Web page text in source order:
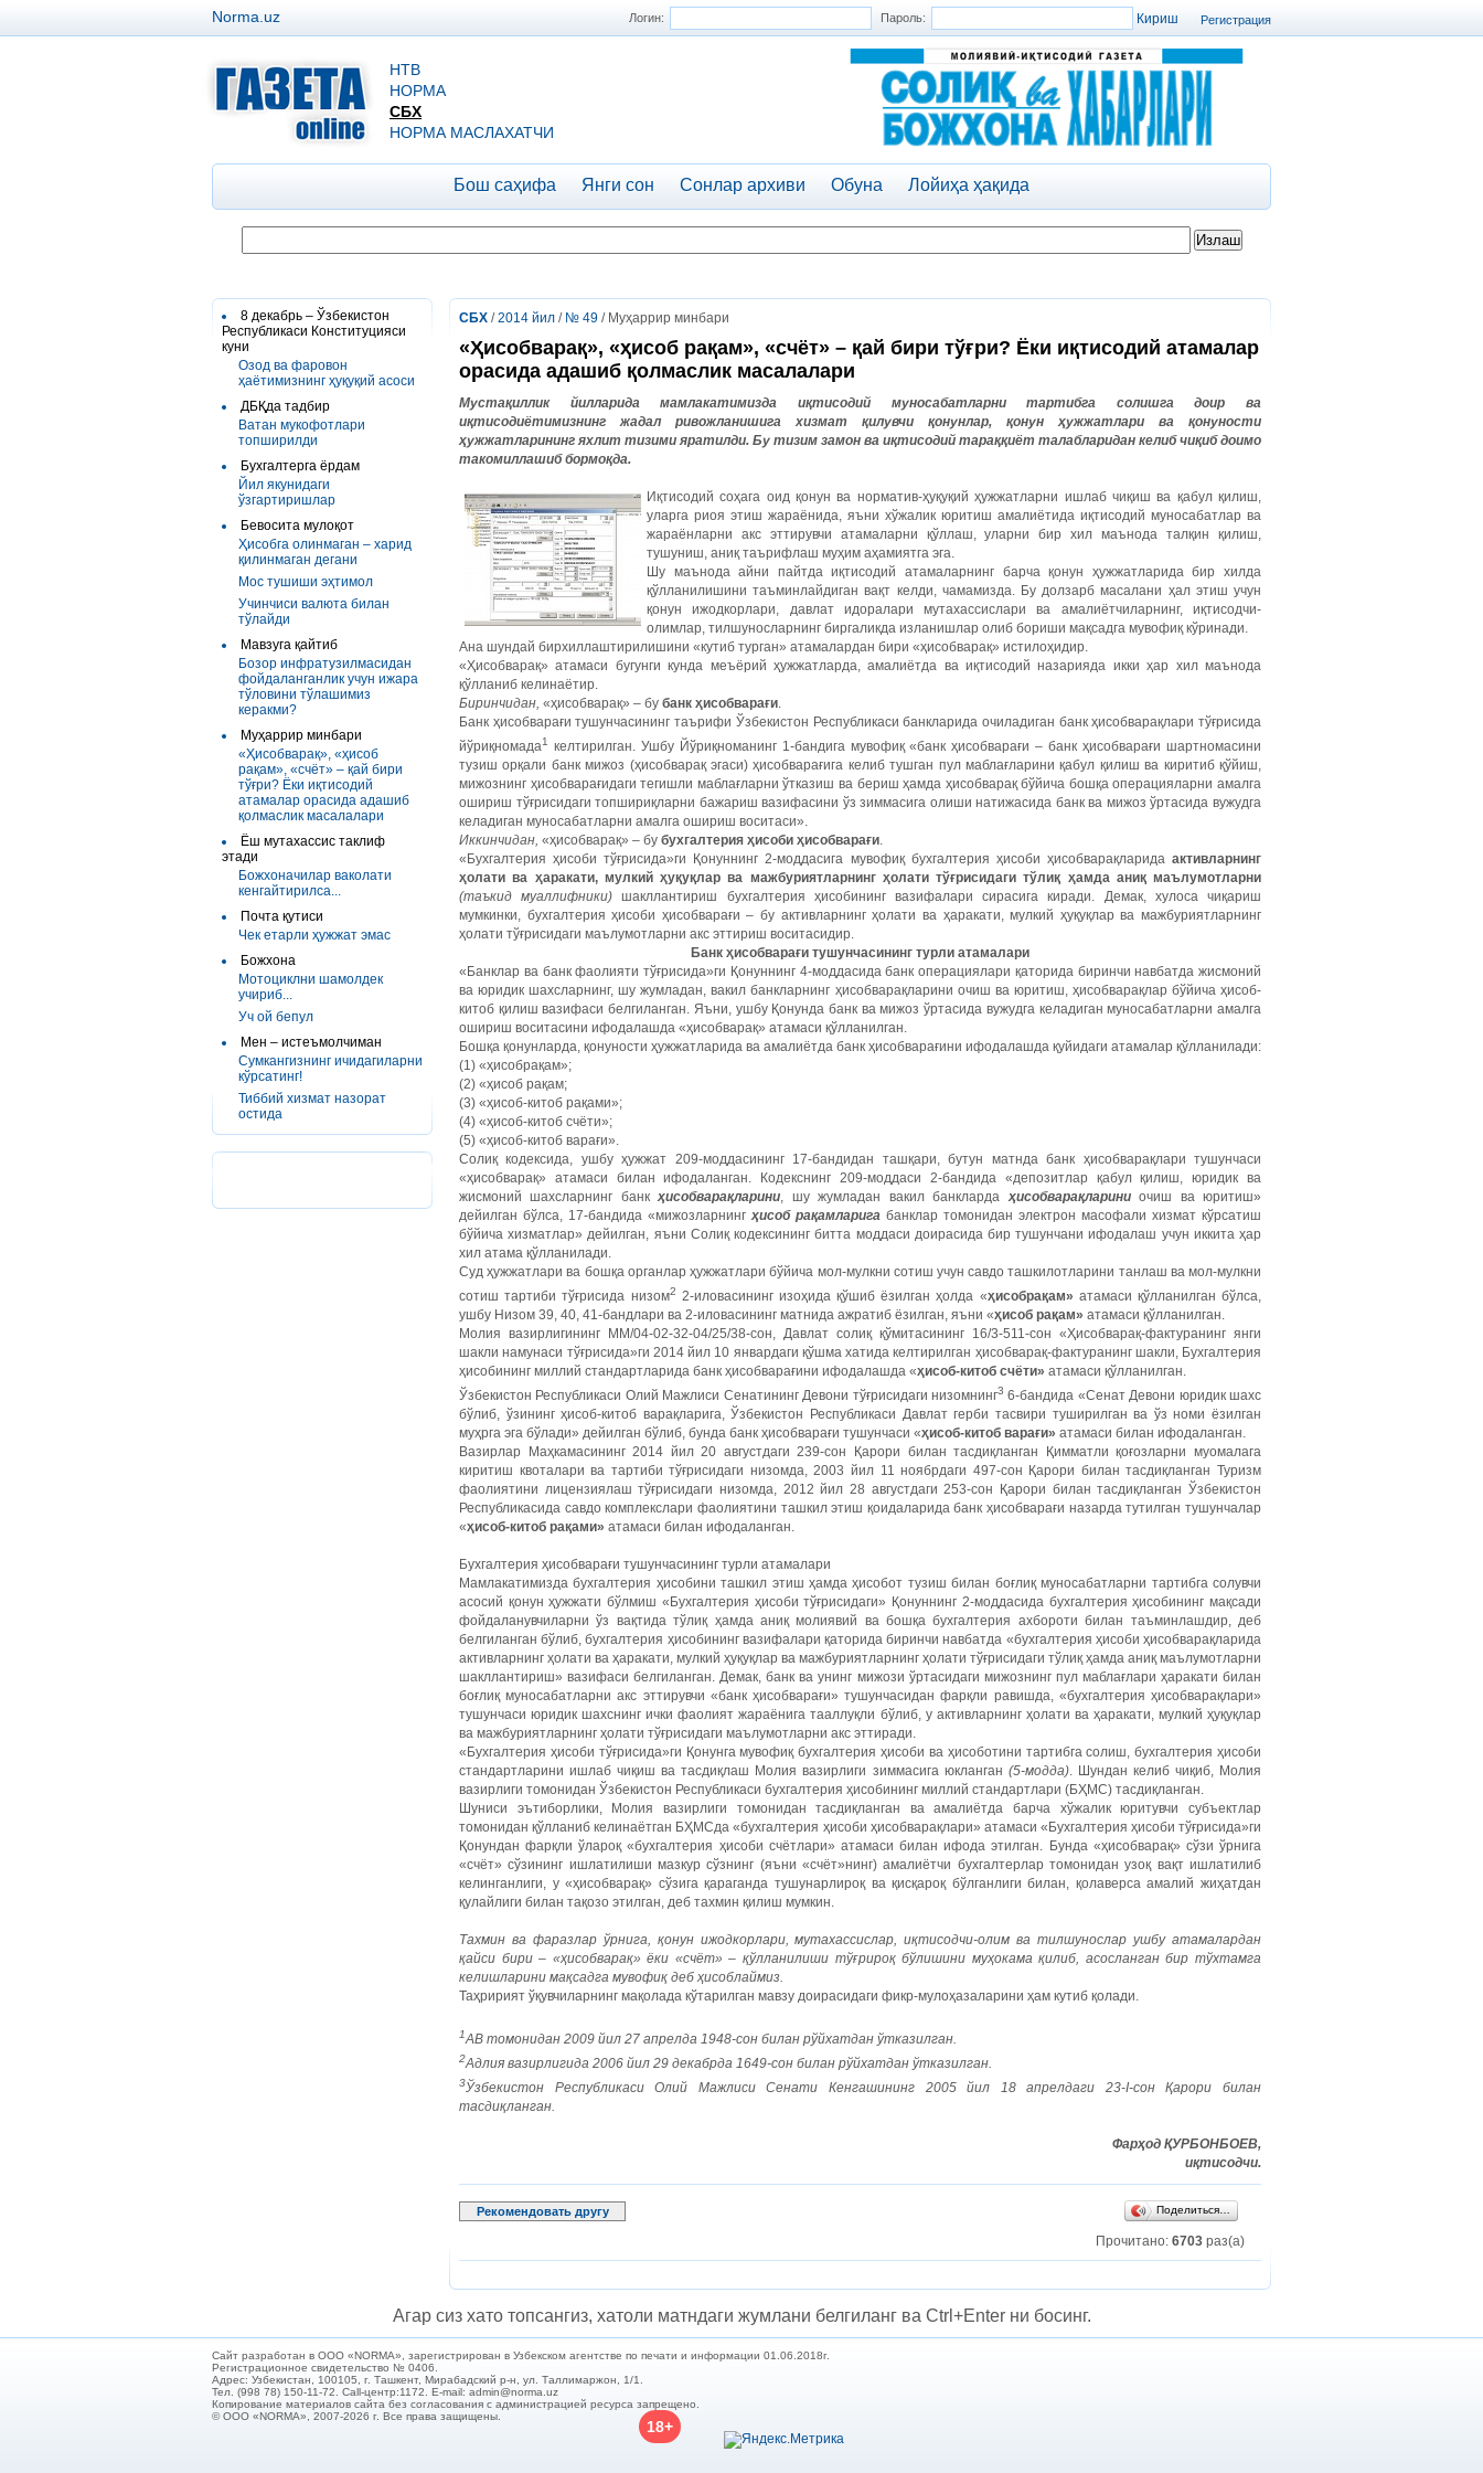
Регистрация
Логин: Пароль:
Norma.uz
НТВ
НОРМА
СБХ
НОРМА МАСЛАХАТЧИ
Бош саҳифа Янги сон Сонлар архиви Обуна Лойиҳа ҳақида
8 декабрь – Ўзбекистон
Республикаси Конституцияси
куни
Озод ва фаровон
ҳаётимизнинг ҳуқуқий асоси
ДБҚда тадбир
Ватан мукофотлари
топширилди
Бухгалтерга ёрдам
Йил якунидаги
ўзгартиришлар
Бевосита мулоқот
Ҳисобга олинмаган – харид
қилинмаган дегани
Мос тушиши эҳтимол
Учинчиси валюта билан
тўлайди
Мавзуга қайтиб
Бозор инфратузилмасидан
фойдаланганлик учун ижара
тўловини тўлашимиз
керакми?
Муҳаррир минбари
«Ҳисобварақ», «ҳисоб
рақам», «счёт» – қай бири
тўғри? Ёки иқтисодий
атамалар орасида адашиб
қолмаслик масалалари
Ёш мутахассис таклиф
этади
Божхоначилар ваколати
кенгайтирилса...
Почта қутиси
Чек етарли ҳужжат эмас
Божхона
Мотоциклни шамолдек
учириб...
Уч ой бепул
Мен – истеъмолчиман
Сумкангизнинг ичидагиларни
кўрсатинг!
Тиббий хизмат назорат
остида
СБХ /2014 йил / № 49 / Муҳаррир минбари
«Ҳисобварақ», «ҳисоб рақам», «счёт» – қай бири тўғри? Ёки иқтисодий атамалар
орасида адашиб қолмаслик масалалари
Мустақиллик йилларида мамлакатимизда иқтисодий муносабатларни тартибга солишга доир ва
иқтисодиётимизнинг жадал ривожланишига хизмат қилувчи қонунлар, қонун ҳужжатлари ва қонуности
ҳужжатларининг яхлит тизими яратилди. Бу тизим замон ва иқтисодий тараққиёт талабларидан келиб чиқиб доимо
такомиллашиб бормоқда.
Иқтисодий соҳага оид қонун ва норматив-ҳуқуқий ҳужжатларни ишлаб чиқиш ва қабул қилиш,
уларга риоя этиш жараёнида, яъни хўжалик юритиш амалиётида иқтисодий муносабатлар ва
жараёнларни акс эттирувчи атамаларни қўллаш, уларни бир хил маънода талқин қилиш,
тушуниш, аниқ таърифлаш муҳим аҳамиятга эга.
Шу маънода айни пайтда иқтисодий атамаларнинг барча қонун ҳужжатларида бир хилда
қўлланилишини таъминлайдиган вақт келди, чамамизда. Бу долзарб масалани ҳал этиш учун
қонун ижодкорлари, давлат идоралари мутахассислари ва амалиётчиларнинг, иқтисодчи-
олимлар, тилшуносларнинг биргаликда изланишлар олиб бориши мақсадга мувофиқ кўринади.
Ана шундай бирхиллаштирилишини «кутиб турган» атамалардан бири «ҳисобварақ» истилоҳидир.
«Ҳисобварақ» атамаси бугунги кунда меъёрий ҳужжатларда, амалиётда ва иқтисодий назарияда икки ҳар хил маънода
қўлланиб келинаётир.
Биринчидан, «ҳисобварақ» – бу банк ҳисобварағи.
Банк ҳисобварағи тушунчасининг таърифи Ўзбекистон Республикаси банкларида очиладиган банк ҳисобварақлари тўғрисида
йўриқномада1
келтирилган. Ушбу Йўриқноманинг 1-бандига мувофиқ «банк ҳисобварағи – банк ҳисобварағи шартномасини
тузиш орқали банк мижоз (ҳисобварақ эгаси) ҳисобварағига келиб тушган пул маблағларини қабул қилиш ва киритиб қўйиш,
мижознинг ҳисобварағидаги тегишли маблағларни ўтказиш ва бериш ҳамда ҳисобварақ бўйича бошқа операцияларни амалга
ошириш тўғрисидаги топшириқларни бажариш вазифасини ўз зиммасига олиши натижасида банк ва мижоз ўртасида вужудга
келадиган муносабатларни амалга ошириш воситаси».
Иккинчидан, «ҳисобварақ» – бу бухгалтерия ҳисоби ҳисобварағи.
«Бухгалтерия ҳисоби тўғрисида»ги Қонуннинг 2-моддасига мувофиқ бухгалтерия ҳисоби ҳисобварақларида активларнинг
ҳолати ва ҳаракати, мулкий ҳуқуқлар ва мажбуриятларнинг ҳолати тўғрисидаги тўлиқ ҳамда аниқ маълумотларни
(таъкид муаллифники) шакллантириш бухгалтерия ҳисобининг вазифалари сирасига киради.
Демак, хулоса чиқариш
мумкинки, бухгалтерия ҳисоби ҳисобварағи – бу активларнинг ҳолати ва ҳаракати, мулкий ҳуқуқлар ва мажбуриятларнинг
ҳолати тўғрисидаги маълумотларни акс эттириш воситасидир.
Банк ҳисобварағи тушунчасининг турли атамалари
«Банклар ва банк фаолияти тўғрисида»ги Қонуннинг 4-моддасида банк операциялари қаторида биринчи навбатда жисмоний
ва юридик шахсларнинг, шу жумладан, вакил банкларнинг ҳисобварақларини очиш ва юритиш, ҳисобварақлар бўйича ҳисоб-
китоб қилиш вазифаси белгиланган. Яъни, ушбу Қонунда банк ва мижоз ўртасида вужудга келадиган муносабатларни амалга
ошириш воситасини ифодалашда «ҳисобварақ» атамаси қўлланилган.
Бошқа қонунларда, қонуности ҳужжатларида ва амалиётда банк ҳисобварағини ифодалашда қуйидаги атамалар қўлланилади:
(1) «ҳисобрақам»;
(2) «ҳисоб рақам;
(3) «ҳисоб-китоб рақами»;
(4) «ҳисоб-китоб счёти»;
(5) «ҳисоб-китоб варағи».
Солиқ кодексида, ушбу ҳужжат 209-моддасининг 17-бандидан ташқари, бутун матнда банк ҳисобварақлари тушунчаси
«ҳисобварақ» атамаси билан ифодаланган. Кодекснинг 209-моддаси 2-бандида «депозитлар қабул қилиш, юридик ва
жисмоний шахсларнинг банкҳисобварақларини, шу жумладан вакил банклардаҳисобварақлариниочиш ва юритиш»
дейилган бўлса, 17-бандида «мижозларнингҳисоб рақамларига банклар томонидан электрон масофали хизмат кўрсатиш
бўйича хизматлар» дейилган, яъни Солиқ кодексининг битта моддаси доирасида бир тушунчани ифодалаш учун иккита ҳар
хил атама қўлланилади.
Суд ҳужжатлари ва бошқа органлар ҳужжатлари бўйича мол-мулкни сотиш учун савдо ташкилотларини танлаш ва мол-мулкни
сотиш тартиби тўғрисида низом2 2-иловасининг изоҳида қўшиб ёзилган ҳолда «ҳисобрақам» атамаси қўлланилган бўлса,
ушбу Низом 39, 40, 41-бандлари ва 2-иловасининг матнида ажратиб ёзилган, яъни «ҳисоб рақам» атамаси қўлланилган.
Молия вазирлигининг ММ/04-02-32-04/25/38-сон, Давлат солиқ қўмитасининг 16/3-511-сон «Ҳисобварақ-фактуранинг янги
шакли намунаси тўғрисида»ги 2014 йил 10 январдаги қўшма хатида келтирилган ҳисобварақ-фактуранинг шакли, Бухгалтерия
ҳисобининг миллий стандартларида банк ҳисобварағини ифодалашда «ҳисоб-китоб счёти» атамаси қўлланилган.
Ўзбекистон Республикаси Олий Мажлиси Сенатининг Девони тўғрисидаги низомнинг3 6-бандида «Сенат Девони юридик шахс
бўлиб, ўзининг ҳисоб-китоб варақларига, Ўзбекистон Республикаси Давлат герби тасвири туширилган ва ўз номи ёзилган
муҳрга эга бўлади» дейилган бўлиб, бунда банк ҳисобварағи тушунчаси «ҳисоб-китоб варағи» атамаси билан ифодаланган.
Вазирлар Маҳкамасининг 2014 йил 20 августдаги 239-сон Қарори билан тасдиқланган Қимматли қоғозларни муомалага
киритиш квоталари ва тартиби тўғрисидаги низомда, 2003 йил 11 ноябрдаги 497-сон Қарори билан тасдиқланган Туризм
фаолиятини лицензиялаш тўғрисидаги низомда, 2012 йил 28 августдаги 253-сон Қарори билан тасдиқланган Ўзбекистон
Республикасида савдо комплекслари фаолиятини ташкил этиш қоидаларида банк ҳисобварағи назарда тутилган тушунчалар
«ҳисоб-китоб рақами» атамаси билан ифодаланган.
Бухгалтерия ҳисобварағи тушунчасининг турли атамалари
Мамлакатимизда бухгалтерия ҳисобини ташкил этиш ҳамда ҳисобот тузиш билан боғлиқ муносабатларни тартибга солувчи
асосий қонун ҳужжати бўлмиш «Бухгалтерия ҳисоби тўғрисидаги» Қонуннинг 2-моддасида бухгалтерия ҳисобининг мақсади
фойдаланувчиларни ўз вақтида тўлиқ ҳамда аниқ молиявий ва бошқа бухгалтерия ахбороти билан таъминлашдир, деб
белгиланган бўлиб, бухгалтерия ҳисобининг вазифалари қаторида биринчи навбатда «бухгалтерия ҳисоби ҳисобварақларида
активларнинг ҳолати ва ҳаракати, мулкий ҳуқуқлар ва мажбуриятларнинг ҳолати тўғрисидаги тўлиқ ҳамда аниқ маълумотларни
шакллантириш» вазифаси белгиланган. Демак, банк ва унинг мижози ўртасидаги мижознинг пул маблағлари ҳаракати билан
боғлиқ муносабатларни акс эттирувчи «банк ҳисобварағи» тушунчасидан фарқли равишда, «бухгалтерия ҳисобварақлари»
тушунчаси юридик шахснинг ички фаолият жараёнига тааллуқли бўлиб, у активларнинг ҳолати ва ҳаракати, мулкий ҳуқуқлар
ва мажбуриятларнинг ҳолати тўғрисидаги маълумотларни акс эттиради.
«Бухгалтерия ҳисоби тўғрисида»ги Қонунга мувофиқ бухгалтерия ҳисоби ва ҳисоботини тартибга солиш, бухгалтерия ҳисоби
стандартларини ишлаб чиқиш ва тасдиқлаш Молия вазирлиги зиммасига юкланган ­ (5-модда). Шундан келиб чиқиб, Молия
вазирлиги томонидан Ўзбекистон Республикаси бухгалтерия ҳисобининг миллий стандартлари (БҲМС) тасдиқланган.
Шуниси эътиборлики, Молия вазирлиги томонидан тасдиқланган ва амалиётда барча хўжалик юритувчи субъектлар
томонидан қўлланиб келинаётган БҲМСда «бухгалтерия ҳисоби ҳисобварақлари» атамаси «Бухгалтерия ҳисоби тўғрисида»ги
Қонундан фарқли ўлароқ «бухгалтерия ҳисоби счётлари» атамаси билан ифода этилган. Бунда «ҳисобварақ» сўзи ўрнига
«счёт» сўзининг ишлатилиши мазкур сўзнинг (яъни «счёт»нинг) амалиётчи бухгалтерлар томонидан узоқ вақт ишлатилиб
келинганлиги, у «ҳисобварақ» сўзига қараганда тушунарлироқ ва қисқароқ бўлганлиги билан, қолаверса амалий жиҳатдан
қулайлиги билан тақозо этилган, деб тахмин қилиш мумкин.
Тахмин ва фаразлар ўрнига, қонун ижодкорлари, мутахассислар, иқтисодчи-олим ва тилшунослар ушбу атамалардан
қайси бири – «ҳисобварақ» ёки «счёт» – қўлланилиши тўғрироқ бўлишини муҳокама қилиб, асосланган бир тўхтамга
келишларини мақсадга мувофиқ деб ҳисоблаймиз.
Таҳририят ўқувчиларнинг мақолада кўтарилган мавзу доирасидаги фикр-мулоҳазаларини ҳам кутиб қолади.
1АВ томонидан 2009 йил 27 апрелда 1948-сон билан рўйхатдан ўтказилган.
2Адлия вазирлигида 2006 йил 29 декабрда 1649-сон билан рўйхатдан ўтказилган.
3Ўзбекистон Республикаси Олий Мажлиси Сенати Кенгашининг 2005 йил 18 апрелдаги 23-I-сон Қарори билан
тасдиқланган.
Фарҳод ҚУРБОНБОЕВ,
иқтисодчи.
Рекомендовать другу Поделиться…
Прочитано: 6703 раз(а)
Агар сиз хато топсангиз, хатоли матндаги жумлани белгиланг ва Ctrl+Enter ни босинг.
Сайт разработан в ООО «NORMA», зарегистрирован в Узбекском агентстве по печати и информации 01.06.2018г.
Регистрационное свидетельство № 0406.
Адрес: Узбекистан, 100105, г. Ташкент, Мирабадский р-н, ул. Таллимаржон, 1/1.
Тел. (998 78) 150-11-72. Call-центр:1172. E-mail: admin@norma.uz
Копирование материалов сайта без согласования с администрацией ресурса запрещено.
© ООО «NORMA», 2007-2026 г. Все права защищены.
18+